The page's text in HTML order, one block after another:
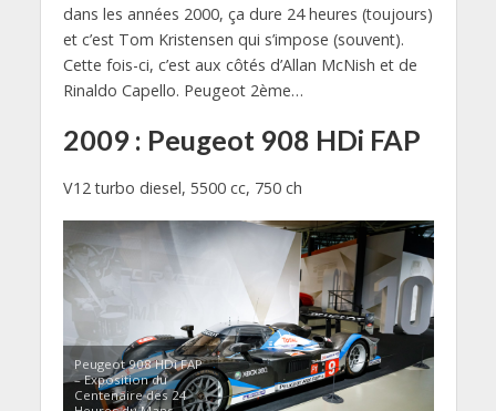
dans les années 2000, ça dure 24 heures (toujours)
et c’est Tom Kristensen qui s’impose (souvent).
Cette fois-ci, c’est aux côtés d’Allan McNish et de
Rinaldo Capello. Peugeot 2ème…
2009 : Peugeot 908 HDi FAP
V12 turbo diesel, 5500 cc, 750 ch
Peugeot 908 HDi FAP
– Exposition du
Centenaire des 24